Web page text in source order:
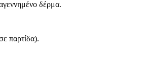
δέρμα.
παρτίδα).